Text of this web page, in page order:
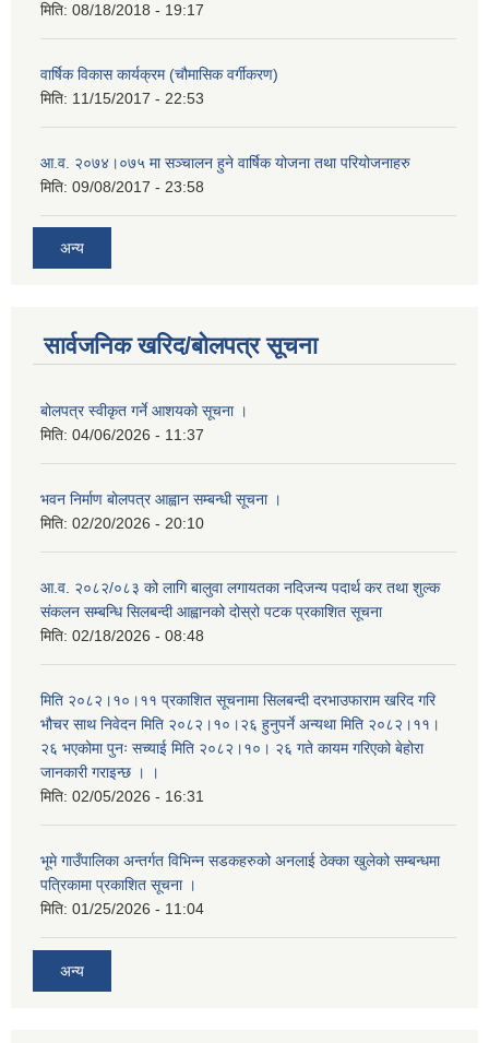
मिति: 08/18/2018 - 19:17
वार्षिक विकास कार्यक्रम (चौमासिक वर्गीकरण)
मिति: 11/15/2017 - 22:53
आ.व. २०७४।०७५ मा सञ्चालन हुने वार्षिक योजना तथा परियोजनाहरु
मिति: 09/08/2017 - 23:58
अन्य
सार्वजनिक खरिद/बोलपत्र सूचना
बोलपत्र स्वीकृत गर्ने आशयको सूचना ।
मिति: 04/06/2026 - 11:37
भवन निर्माण बोलपत्र आह्वान सम्बन्धी सूचना ।
मिति: 02/20/2026 - 20:10
आ.व. २०८२/०८३ को लागि बालुवा लगायतका नदिजन्य पदार्थ कर तथा शुल्क
संकलन सम्बन्धि सिलबन्दी आह्वानको दोस्रो पटक प्रकाशित सूचना
मिति: 02/18/2026 - 08:48
मिति २०८२।१०।११ प्रकाशित सूचनामा सिलबन्दी दरभाउफाराम खरिद गरि
भौचर साथ निवेदन मिति २०८२।१०।२६ हुनुपर्ने अन्यथा मिति २०८२।११।
२६ भएकोमा पुनः सच्याई मिति २०८२।१०। २६ गते कायम गरिएको बेहोरा
जानकारी गराइन्छ । ।
मिति: 02/05/2026 - 16:31
भूमे गाउँपालिका अन्तर्गत विभिन्न सडकहरुको अनलाई ठेक्का खुलेको सम्बन्धमा
पत्रिकामा प्रकाशित सूचना ।
मिति: 01/25/2026 - 11:04
अन्य